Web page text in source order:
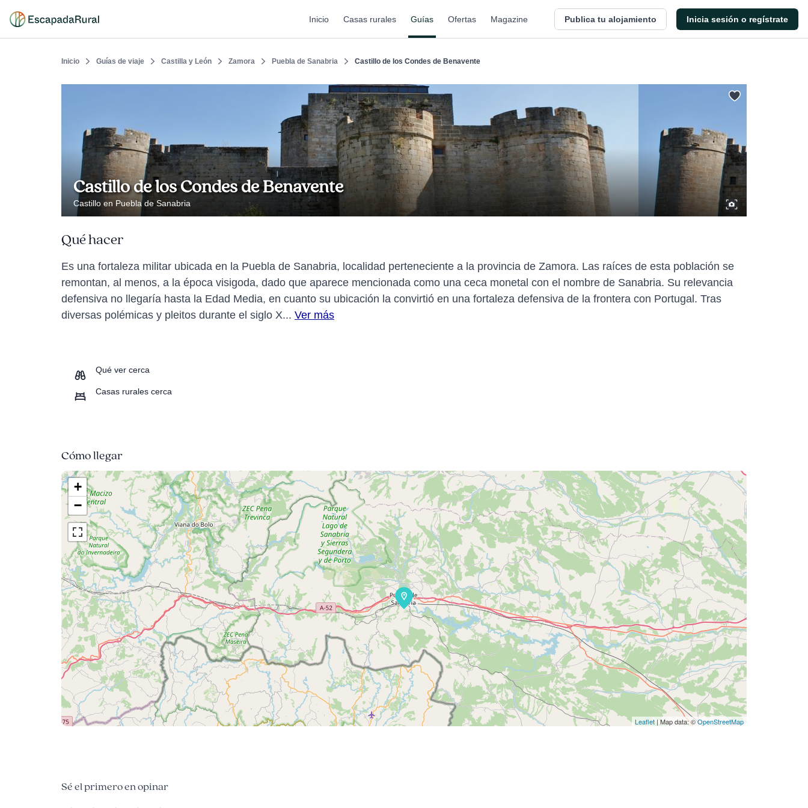
Inicio Casas rurales Guías Ofertas Magazine Publica tu alojamiento Inicia sesión o regístrate
Inicio Guías de viaje Castilla y León Zamora Puebla de Sanabria Castillo de los Condes de Benavente
Castillo de los Condes de Benavente
Castillo en Puebla de Sanabria
Qué hacer
Es una fortaleza militar ubicada en la Puebla de Sanabria, localidad perteneciente a la provincia de Zamora. Las raíces de esta población se
remontan, al menos, a la época visigoda, dado que aparece mencionada como una ceca monetal con el nombre de Sanabria. Su relevancia
defensiva no llegaría hasta la Edad Media, en cuanto su ubicación la convirtió en una fortaleza defensiva de la frontera con Portugal. Tras
diversas polémicas y pleitos durante el siglo X... Ver más
Qué ver cerca
Casas rurales cerca
Cómo llegar
+
−
Leaflet | Map data: ©OpenStreetMap
Sé el primero en opinar